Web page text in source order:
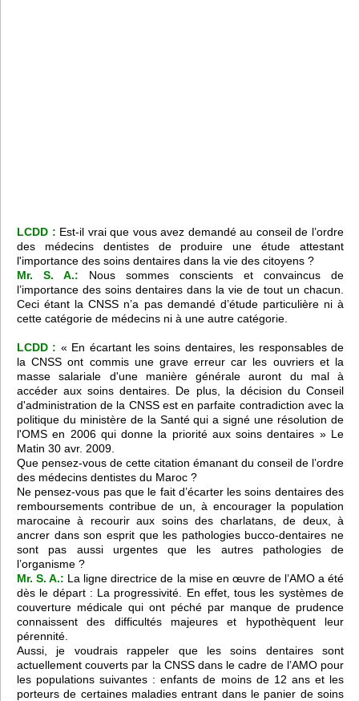
LCDD : Est-il vrai que vous avez demandé au conseil de l’ordre
des médecins dentistes de produire une étude attestant
l'importance des soins dentaires dans la vie des citoyens ?
Mr. S. A.: Nous sommes conscients et convaincus de
l’importance des soins dentaires dans la vie de tout un chacun.
Ceci étant la CNSS n’a pas demandé d’étude particulière ni à
cette catégorie de médecins ni à une autre catégorie.
LCDD : « En écartant les soins dentaires, les responsables de
la CNSS ont commis une grave erreur car les ouvriers et la
masse salariale d'une manière générale auront du mal à
accéder aux soins dentaires. De plus, la décision du Conseil
d'administration de la CNSS est en parfaite contradiction avec la
politique du ministère de la Santé qui a signé une résolution de
l'OMS en 2006 qui donne la priorité aux soins dentaires » Le
Matin 30 avr. 2009.
Que pensez-vous de cette citation émanant du conseil de l’ordre
des médecins dentistes du Maroc ?
Ne pensez-vous pas que le fait d’écarter les soins dentaires des
remboursements contribue de un, à encourager la population
marocaine à recourir aux soins des charlatans, de deux, à
ancrer dans son esprit que les pathologies bucco-dentaires ne
sont pas aussi urgentes que les autres pathologies de
l’organisme ?
Mr. S. A.: La ligne directrice de la mise en œuvre de l’AMO a été
dès le départ : La progressivité. En effet, tous les systèmes de
couverture médicale qui ont péché par manque de prudence
connaissent des difficultés majeures et hypothèquent leur
pérennité.
Aussi, je voudrais rappeler que les soins dentaires sont
actuellement couverts par la CNSS dans le cadre de l’AMO pour
les populations suivantes : enfants de moins de 12 ans et les
porteurs de certaines maladies entrant dans le panier de soins